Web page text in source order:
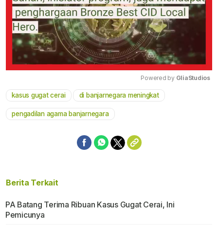
Powered by GliaStudios
kasus gugat cerai di banjarnegara meningkat
pengadilan agama banjarnegara
Berita Terkait
PA Batang Terima Ribuan Kasus Gugat Cerai, Ini
Pemicunya